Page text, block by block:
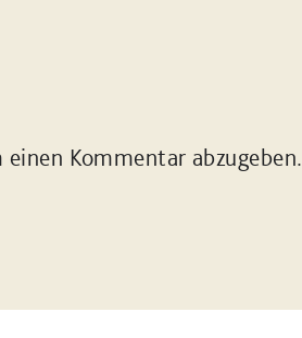
einen Kommentar abzugeben.